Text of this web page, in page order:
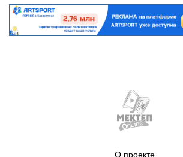
О проекте